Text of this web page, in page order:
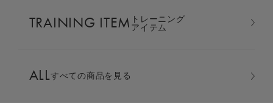
LARGE ORDER ⼤⼝注⽂窓⼝
MULTI EMS
TRAINING ITEM トレーニング
アイテム
ALLすべての商品を見る
スリープ上下セット(半袖 ＆ ロング